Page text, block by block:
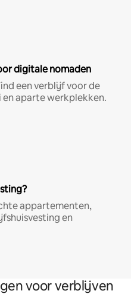
digitale nomaden
een verblijf voor de
aparte werkplekken.
appartementen,
en
voor verblijven